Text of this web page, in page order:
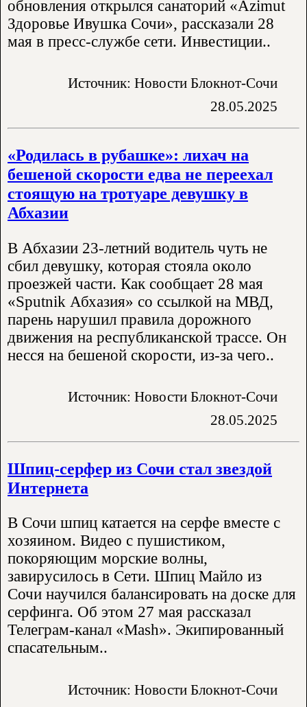
обновления открылся санаторий «Azimut
Здоровье Ивушка Сочи», рассказали 28
мая в пресс-службе сети. Инвестиции..
Источник: Новости Блокнот-Сочи
28.05.2025
«Родилась в рубашке»: лихач на
бешеной скорости едва не переехал
стоящую на тротуаре девушку в
Абхазии
В Абхазии 23-летний водитель чуть не
сбил девушку, которая стояла около
проезжей части. Как сообщает 28 мая
«Sputnik Абхазия» со ссылкой на МВД,
парень нарушил правила дорожного
движения на республиканской трассе. Он
несся на бешеной скорости, из-за чего..
Источник: Новости Блокнот-Сочи
28.05.2025
Шпиц-серфер из Сочи стал звездой
Интернета
В Сочи шпиц катается на серфе вместе с
хозяином. Видео с пушистиком,
покоряющим морские волны,
завирусилось в Сети. Шпиц Майло из
Сочи научился балансировать на доске для
серфинга. Об этом 27 мая рассказал
Телеграм-канал «Mash». Экипированный
спасательным..
Источник: Новости Блокнот-Сочи